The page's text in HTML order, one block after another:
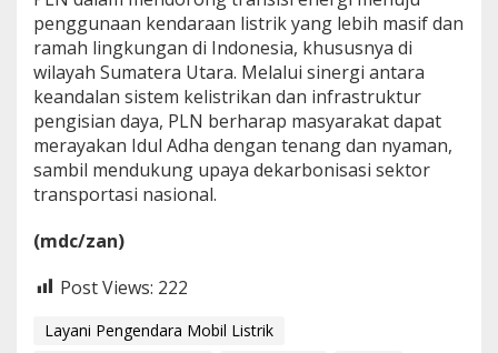
penggunaan kendaraan listrik yang lebih masif dan
ramah lingkungan di Indonesia, khususnya di
wilayah Sumatera Utara. Melalui sinergi antara
keandalan sistem kelistrikan dan infrastruktur
pengisian daya, PLN berharap masyarakat dapat
merayakan Idul Adha dengan tenang dan nyaman,
sambil mendukung upaya dekarbonisasi sektor
transportasi nasional.
(mdc/zan)
Post Views: 222
Layani Pengendara Mobil Listrik